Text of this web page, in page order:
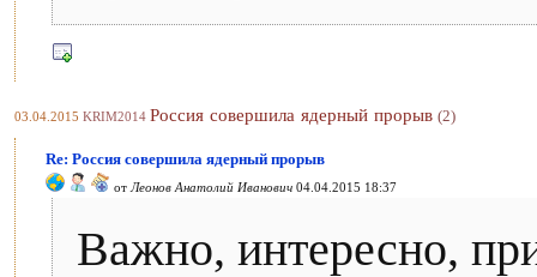
03.04.2015 KRIM2014 Россия совершила ядерный прорыв (2)
Re: Россия совершила ядерный прорыв
от Леонов Анатолий Иванович 04.04.2015 18:37
Важно, интересно,